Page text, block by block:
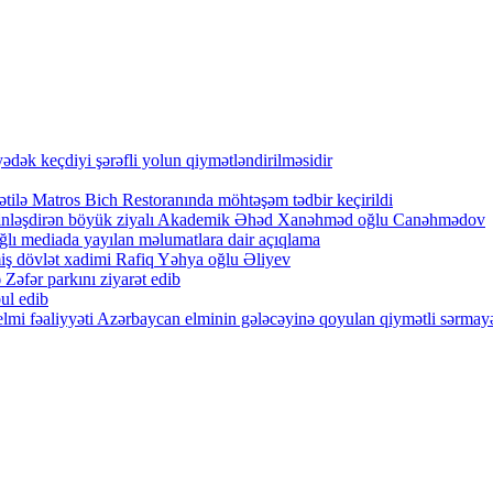
keçdiyi şərəfli yolun qiymətləndirilməsidir
Matros Bich Restoranında möhtəşəm tədbir keçirildi
böyük ziyalı Akademik Əhəd Xanəhməd oğlu Canəhmədov
mediada yayılan məlumatlara dair açıqlama
dövlət xadimi Rafiq Yəhya oğlu Əliyev
parkını ziyarət edib
edib
fəaliyyəti Azərbaycan elminin gələcəyinə qoyulan qiymətli